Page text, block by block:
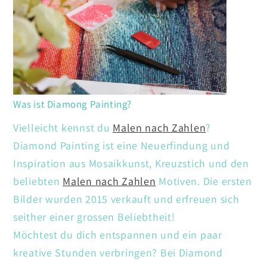
Was ist Diamong Painting?
Vielleicht kennst du Malen nach Zahlen?
Diamond Painting ist eine Neuerfindung und
Inspiration aus Mosaikkunst, Kreuzstich und den
beliebten Malen nach Zahlen Motiven. Die ersten
Bilder wurden 2015 verkauft und erfreuen sich
seither einer grossen Beliebtheit!
Möchtest du dich entspannen und ein paar
kreative Stunden verbringen? Bei Diamond